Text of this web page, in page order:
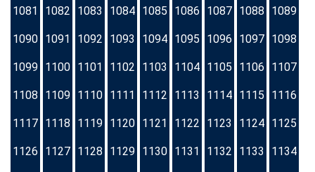
1081 1082 1083 1084 1085 1086 1087 1088 1089
1090 1091 1092 1093 1094 1095 1096 1097 1098
1099 1100 1101 1102 1103 1104 1105 1106 1107
1108 1109 1110 1111 1112 1113 1114 1115 1116
1117 1118 1119 1120 1121 1122 1123 1124 1125
1126 1127 1128 1129 1130 1131 1132 1133 1134